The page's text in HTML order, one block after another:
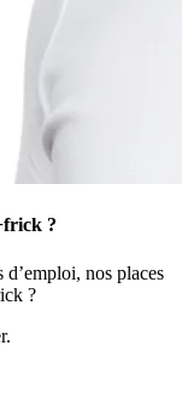
?
d’emploi, nos places
?